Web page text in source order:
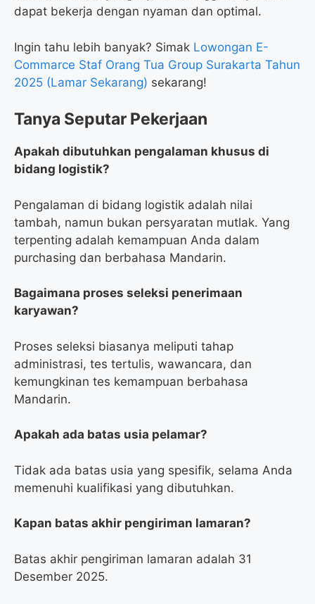
dapat bekerja dengan nyaman dan optimal.
Ingin tahu lebih banyak? Simak Lowongan E-
Commarce Staf Orang Tua Group Surakarta Tahun
2025 (Lamar Sekarang) sekarang!
Tanya Seputar Pekerjaan
Apakah dibutuhkan pengalaman khusus di
bidang logistik?
Pengalaman di bidang logistik adalah nilai
tambah, namun bukan persyaratan mutlak. Yang
terpenting adalah kemampuan Anda dalam
purchasing dan berbahasa Mandarin.
Bagaimana proses seleksi penerimaan
karyawan?
Proses seleksi biasanya meliputi tahap
administrasi, tes tertulis, wawancara, dan
kemungkinan tes kemampuan berbahasa
Mandarin.
Apakah ada batas usia pelamar?
Tidak ada batas usia yang spesifik, selama Anda
memenuhi kualifikasi yang dibutuhkan.
Kapan batas akhir pengiriman lamaran?
Batas akhir pengiriman lamaran adalah 31
Desember 2025.